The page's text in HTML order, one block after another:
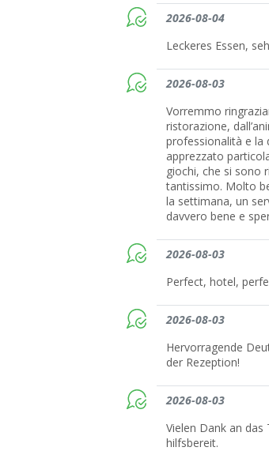
2026-08-04
Leckeres Essen,
2026-08-03
Vorremmo
ristorazione,
professionalità e la
apprezzato
giochi, che si sono
tantissimo. Molto
la settimana, un
davvero bene e
2026-08-03
Perfect, hotel,
2026-08-03
Hervorragende
der Rezeption!
2026-08-03
Vielen Dank an
hilfsbereit.